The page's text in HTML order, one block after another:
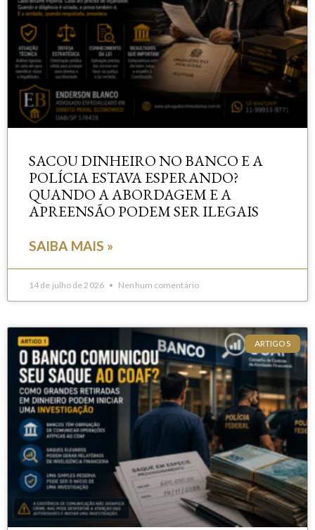
SACOU DINHEIRO NO BANCO E A
POLÍCIA ESTAVA ESPERANDO?
QUANDO A ABORDAGEM E A
APREENSÃO PODEM SER ILEGAIS
SAIBA MAIS »
14 de julho de 2026 Nenhum comentário
ARTIGOS